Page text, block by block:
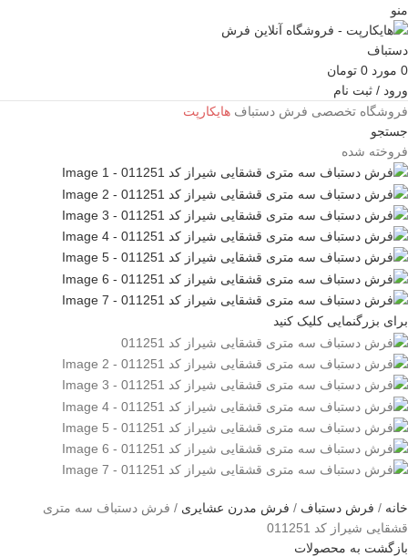
منو
0 مورد 0 تومان
ورود / ثبت نام
فروشگاه تخصصی فرش دستباف هایکارپت
جستجو
فروخته شده
برای بزرگنمایی کلیک کنید
خانه فرش دستباف فرش مدرن عشایری
فرش دستباف سه متری
قشقایی شیراز کد 011251
بازگشت به محصولات